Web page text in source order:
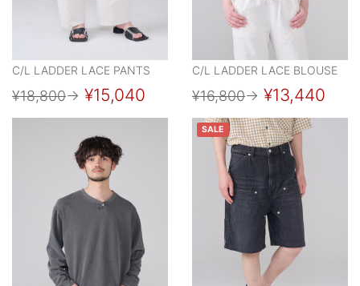
C/L LADDER LACE PANTS
¥18,800→ ¥15,040
C/L LADDER LACE BLOUSE
¥16,800→ ¥13,440
SALE